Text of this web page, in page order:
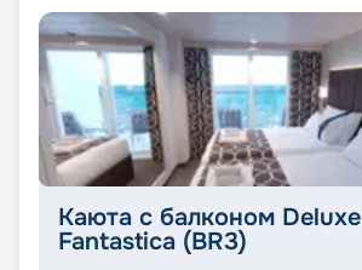
Каюта с балконом Deluxe
Fantastica (BR3)